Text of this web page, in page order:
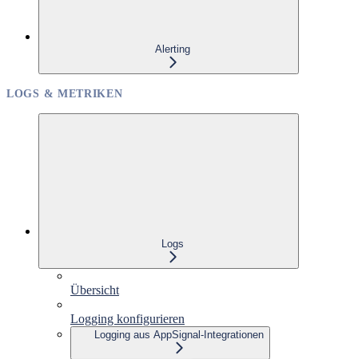
Alerting
LOGS & METRIKEN
Logs
Übersicht
Logging konfigurieren
Logging aus AppSignal-Integrationen